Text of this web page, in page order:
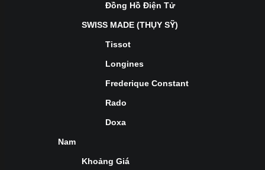
Đồng Hồ Điện Tử
SWISS MADE (THỤY SỸ)
Tissot
Longines
Frederique Constant
Rado
Doxa
Nam
Khoảng Giá